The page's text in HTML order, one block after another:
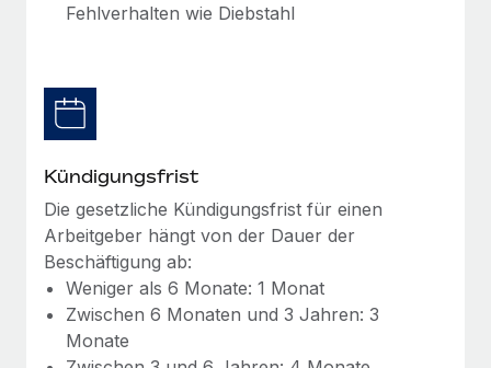
Auch im neuen Jahr wollen wir bei Remote Unternehmen
mit Remote verwaltet
Phiture ist der unumstrittene Marktführer im Bereich der
Wachstumsberatung für mobile Apps. Das...
Mehr erfahren
Fehlverhalten wie Diebstahl
Kündigungsfrist
Die gesetzliche Kündigungsfrist für einen
Arbeitgeber hängt von der Dauer der
Beschäftigung ab:
Weniger als 6 Monate: 1 Monat
Zwischen 6 Monaten und 3 Jahren: 3
Monate